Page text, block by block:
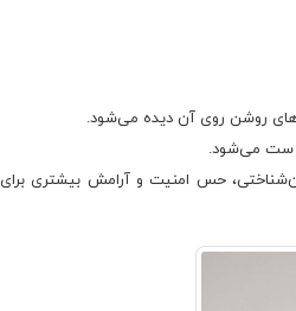
روشن روی آن دیده می‌شود.
ست می‌شود.
حس امنیت و آرامش بیشتری برای